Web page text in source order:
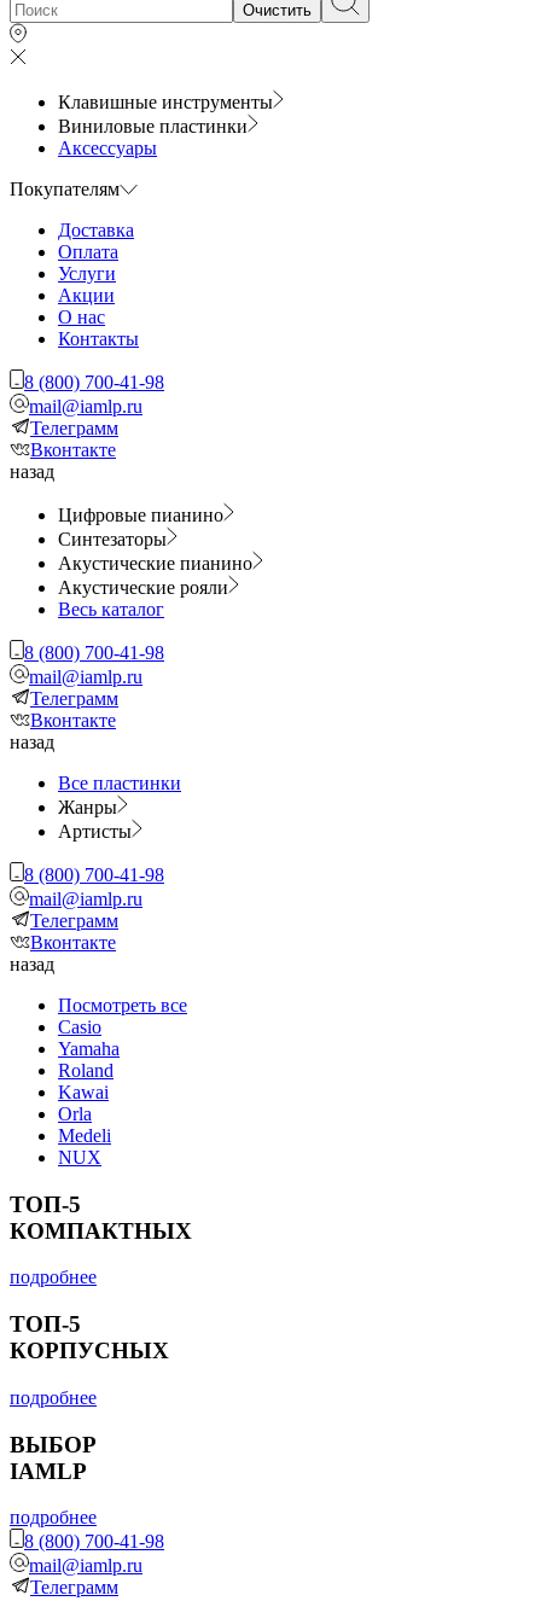
Очистить
Клавишные инструменты
Виниловые пластинки
Аксессуары
Покупателям
Доставка
Оплата
Услуги
Акции
О нас
Контакты
8 (800) 700-41-98
mail@iamlp.ru
Телеграмм
Вконтакте
назад
Цифровые пианино
Синтезаторы
Акустические пианино
Акустические рояли
Весь каталог
8 (800) 700-41-98
mail@iamlp.ru
Телеграмм
Вконтакте
назад
Все пластинки
Жанры
Артисты
8 (800) 700-41-98
mail@iamlp.ru
Телеграмм
Вконтакте
назад
Посмотреть все
Casio
Yamaha
Roland
Kawai
Orla
Medeli
NUX
ТОП-5
КОМПАКТНЫХ
подробнее
ТОП-5
КОРПУСНЫХ
подробнее
ВЫБОР
IAMLP
подробнее
8 (800) 700-41-98
mail@iamlp.ru
Телеграмм